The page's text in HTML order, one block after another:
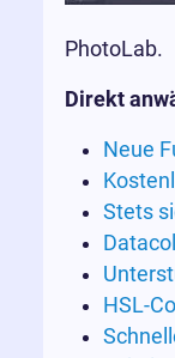
PhotoLab.
Direkt
Neue
Stets
HSL-